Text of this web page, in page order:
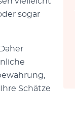
sogar
Schätze